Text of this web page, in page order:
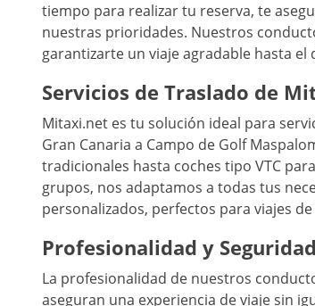
tiempo para realizar tu reserva, te
nuestras prioridades. Nuestros
garantizarte un viaje agradable hasta el
Servicios de Traslado de
Mitaxi.net es tu solución ideal para
Gran Canaria a Campo de Golf
tradicionales hasta coches tipo VTC
grupos, nos adaptamos a todas tus
personalizados, perfectos para viajes
Profesionalidad y
La profesionalidad de nuestros
aseguran una experiencia de viaje sin